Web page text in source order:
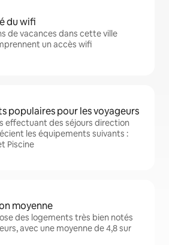
du wifi
de vacances dans cette ville
un accès wifi
populaires pour les voyageurs
effectuant des séjours direction
les équipements suivants :
Piscine
moyenne
des logements très bien notés
avec une moyenne de 4,8 sur